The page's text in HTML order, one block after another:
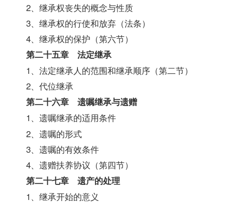
2、继承权丧失的概念与性质
3、继承权的行使和放弃（法条）
4、继承权的保护（第六节）
第二十五章 法定继承
1、法定继承人的范围和继承顺序（第二节）
2、代位继承
第二十六章 遗嘱继承与遗赠
1、遗嘱继承的适用条件
2、遗嘱的形式
3、遗嘱的有效条件
4、遗赠扶养协议（第四节）
第二十七章 遗产的处理
1、继承开始的意义